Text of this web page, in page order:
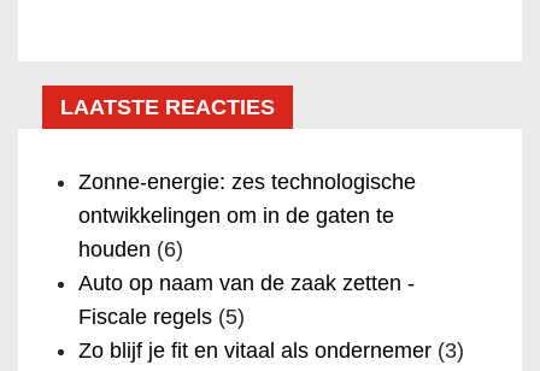
LAATSTE REACTIES
Zonne-energie: zes technologische
ontwikkelingen om in de gaten te
houden (6)
Auto op naam van de zaak zetten -
Fiscale regels (5)
Zo blijf je fit en vitaal als ondernemer (3)